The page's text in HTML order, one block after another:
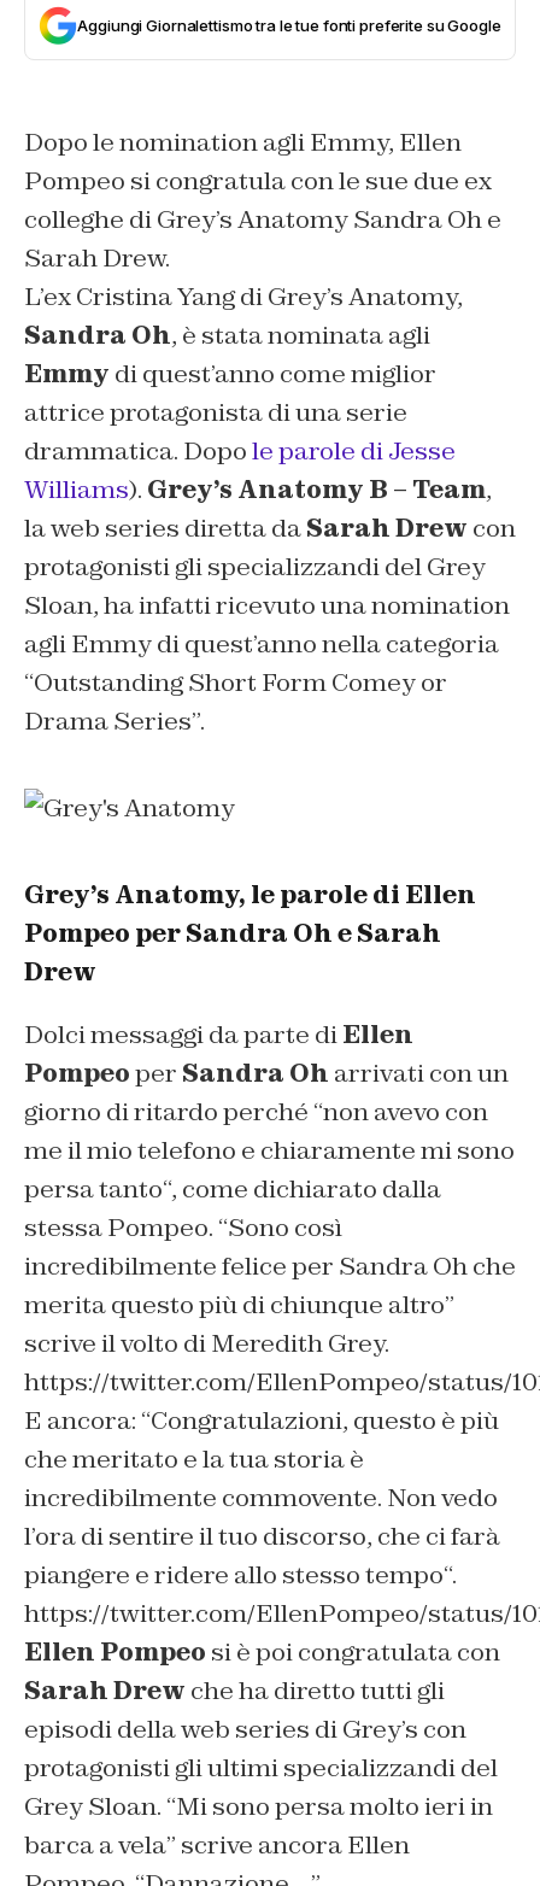
Aggiungi Giornalettismo tra le tue fonti preferite su Google
Dopo le nomination agli Emmy, Ellen
Pompeo si congratula con le sue due ex
colleghe di Grey’s Anatomy Sandra Oh e
Sarah Drew.
L’ex Cristina Yang di Grey’s Anatomy,
Sandra Oh, è stata nominata agli
Emmy di quest’anno come miglior
attrice protagonista di una serie
drammatica. Dopole parole di Jesse
Williams). Grey’s Anatomy B – Team,
la web series diretta daSarah Drew con
protagonisti gli specializzandi del Grey
Sloan, ha infatti ricevuto una nomination
agli Emmy di quest’anno nella categoria
“Outstanding Short Form Comey or
Drama Series”.
Grey’s Anatomy, le parole di Ellen
Pompeo per Sandra Oh e Sarah
Drew
Dolci messaggi da parte diEllen
Pompeoper Sandra Oh arrivati con un
giorno di ritardo perché “non avevo con
me il mio telefono e chiaramente mi sono
persa tanto“, come dichiarato dalla
stessa Pompeo. “Sono così
incredibilmente felice per Sandra Oh che
merita questo più di chiunque altro”
scrive il volto di Meredith Grey.
https://twitter.com/EllenPompeo/status/
E ancora: “Congratulazioni, questo è più
che meritato e la tua storia è
incredibilmente commovente. Non vedo
l’ora di sentire il tuo discorso, che ci farà
piangere e ridere allo stesso tempo“.
https://twitter.com/EllenPompeo/status/
Ellen Pompeo si è poi congratulata con
Sarah Drew che ha diretto tutti gli
episodi della web series di Grey’s con
protagonisti gli ultimi specializzandi del
Grey Sloan. “Mi sono persa molto ieri in
barca a vela” scrive ancora Ellen